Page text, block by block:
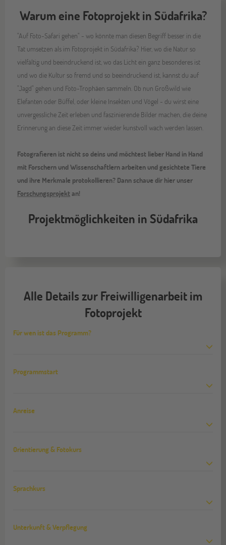
Warum eine Fotoprojekt in Südafrika?
"Auf Foto-Safari gehen" - wo könnte man diesen Begriff besser in die
Tat umsetzen als im Fotoprojekt in Südafrika? Hier, wo die Natur so
vielfältig und beeindruckend ist, wo das Licht ein ganz besonderes ist
und wo die Kultur so fremd und so beeindruckend ist, kannst du auf
"Jagd" gehen und Foto-Trophäen sammeln. Ob nun Großwild wie
Elefanten oder Büffel, oder kleine Insekten und Vögel - du wirst eine
unvergessliche Zeit erleben und faszinierende Bilder machen, die deine
Erinnerung an diese Zeit immer wieder kunstvoll wach werden lassen.
Fotografieren ist nicht so deins und möchtest lieber Hand in Hand
mit Forschern und Wissenschaftlern arbeiten und gesichtete Tiere
und ihre Merkmale protokollieren? Dann schaue dir hier unser
Forschungsprojekt an!
Projektmöglichkeiten in Südafrika
Alle Details zur Freiwilligenarbeit im
Fotoprojekt
Für wen ist das Programm?
Programmstart
Anreise
Orientierung & Fotokurs
Sprachkurs
Unterkunft & Verpflegung